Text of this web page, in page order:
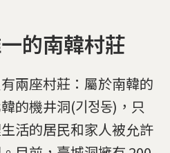
的南韓村莊
兩座村莊：屬於南韓的
的機井洞(기정동)，只
活的居民和家人被允許